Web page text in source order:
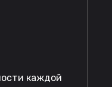
каждой